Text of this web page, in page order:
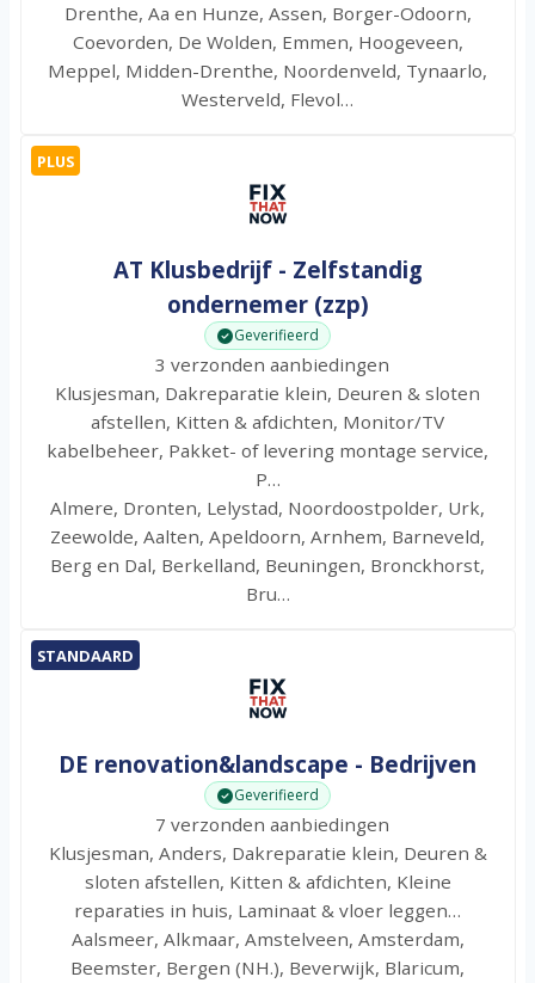
Drenthe, Aa en Hunze, Assen, Borger-Odoorn,
Coevorden, De Wolden, Emmen, Hoogeveen,
Meppel, Midden-Drenthe, Noordenveld, Tynaarlo,
Westerveld, Flevol…
PLUS
AT Klusbedrijf - Zelfstandig
ondernemer (zzp)
Geverifieerd
3 verzonden aanbiedingen
Klusjesman, Dakreparatie klein, Deuren & sloten
afstellen, Kitten & afdichten, Monitor/TV
kabelbeheer, Pakket- of levering montage service,
P…
Almere, Dronten, Lelystad, Noordoostpolder, Urk,
Zeewolde, Aalten, Apeldoorn, Arnhem, Barneveld,
Berg en Dal, Berkelland, Beuningen, Bronckhorst,
Bru…
STANDAARD
DE renovation&landscape - Bedrijven
Geverifieerd
7 verzonden aanbiedingen
Klusjesman, Anders, Dakreparatie klein, Deuren &
sloten afstellen, Kitten & afdichten, Kleine
reparaties in huis, Laminaat & vloer leggen…
Aalsmeer, Alkmaar, Amstelveen, Amsterdam,
Beemster, Bergen (NH.), Beverwijk, Blaricum,